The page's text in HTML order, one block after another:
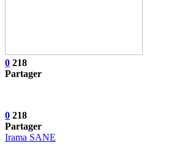
0 218
Partager
0 218
Partager
Irama SANE